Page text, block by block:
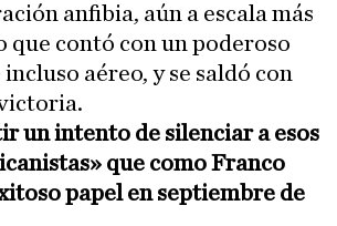
anfibia, aún a escala más
que contó con un poderoso
aéreo, y se saldó con
un intento de silenciar a esos
que como Franco
papel en septiembre de